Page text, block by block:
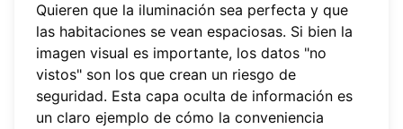
Quieren que la iluminación sea perfecta y que
las habitaciones se vean espaciosas. Si bien la
imagen visual es importante, los datos "no
vistos" son los que crean un riesgo de
seguridad. Esta capa oculta de información es
un claro ejemplo de cómo la conveniencia